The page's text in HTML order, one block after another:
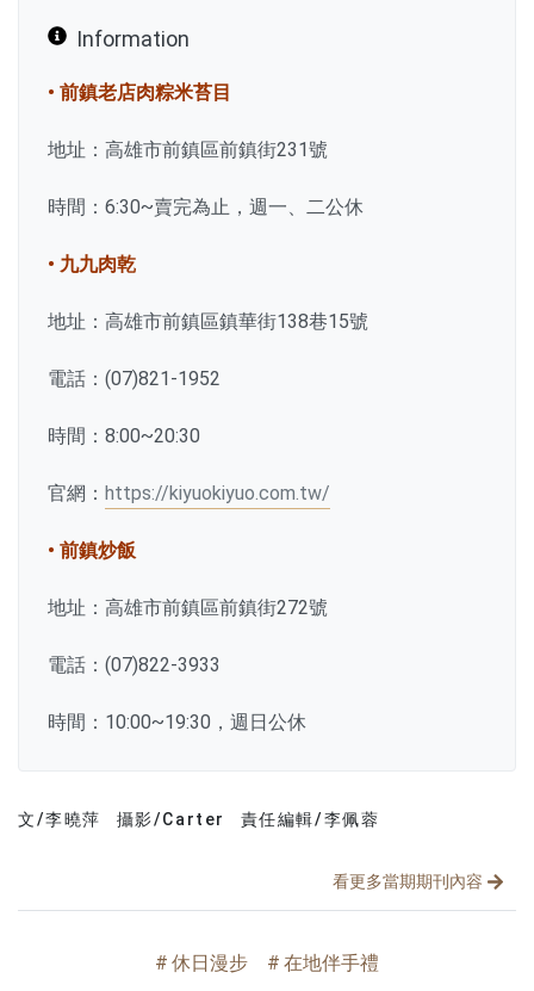
Information
• 前鎮老店肉粽米苔目
地址：高雄市前鎮區前鎮街231號
時間：6:30~賣完為止，週一、二公休
• 九九肉乾
地址：高雄市前鎮區鎮華街138巷15號
電話：(07)821-1952
時間：8:00~20:30
官網： https://kiyuokiyuo.com.tw/
• 前鎮炒飯
地址：高雄市前鎮區前鎮街272號
電話：(07)822-3933
時間：10:00~19:30，週日公休
文/李曉萍 攝影/Carter 責任編輯/李佩蓉
看更多當期期刊內容
文章分類
休日漫步 在地伴手禮
分享文章